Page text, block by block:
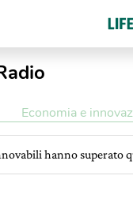
Economia e
hanno superato